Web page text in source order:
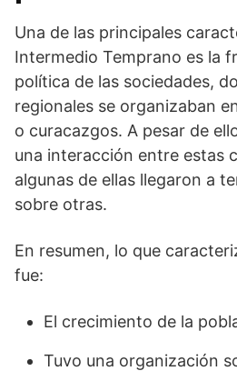
Una de las principales
Intermedio Temprano es la
política de las sociedades,
regionales se organizaban
o curacazgos. A pesar de
una interacción entre estas
algunas de ellas llegaron a
sobre otras.
En resumen, lo que
fue:
El crecimiento de la
Tuvo una organización